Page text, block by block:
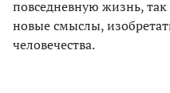
повседневную жизнь, так
новые смыслы,
человечества.